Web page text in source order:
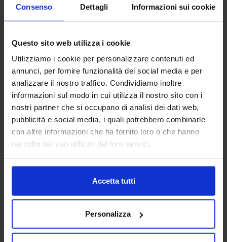
Consenso Dettagli Informazioni sui cookie
Questo sito web utilizza i cookie
Utilizziamo i cookie per personalizzare contenuti ed
annunci, per fornire funzionalità dei social media e per
analizzare il nostro traffico. Condividiamo inoltre
informazioni sul modo in cui utilizza il nostro sito con i
nostri partner che si occupano di analisi dei dati web,
pubblicità e social media, i quali potrebbero combinarle
con altre informazioni che ha fornito loro o che hanno
raccolto dal suo utilizzo dei loro servizi.
Accetta tutti
Personalizza
Premium Sponsor